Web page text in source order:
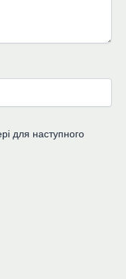
для наступного